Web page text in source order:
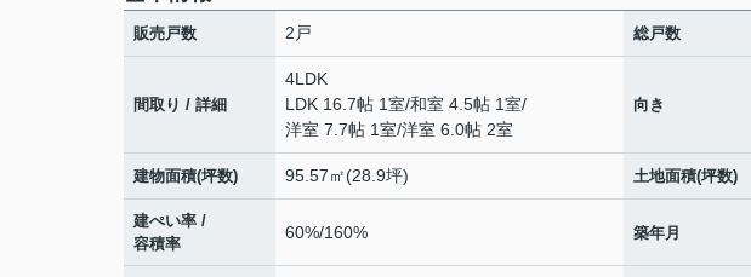
販売戸数 2戸 総戸数
間取り / 詳細
4LDK
LDK 16.7帖 1室/和室 4.5帖 1室/
洋室 7.7帖 1室/洋室 6.0帖 2室
向き
建物面積(坪数) 95.57㎡(28.9坪) 土地面積(坪数)
建ぺい率 /
容積率
60%/160% 築年月